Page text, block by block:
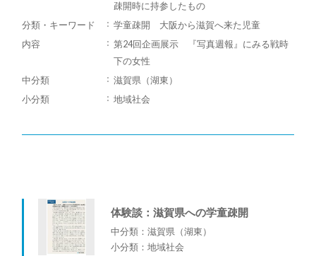
疎開時に持参したもの
分類・キーワード
学童疎開 大阪から滋賀へ来た児童
内容
第24回企画展示 『写真週報』にみる戦時
下の女性
中分類
滋賀県（湖東）
小分類
地域社会
体験談：滋賀県への学童疎開
中分類：滋賀県（湖東）
小分類：地域社会